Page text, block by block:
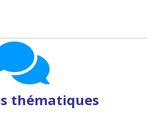
thématiques